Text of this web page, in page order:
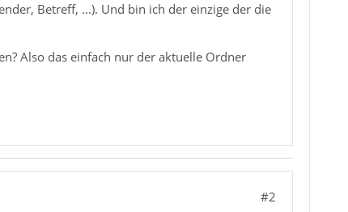
Betreff, ...). Und bin ich der einzige der die
Also das einfach nur der aktuelle Ordner
#2